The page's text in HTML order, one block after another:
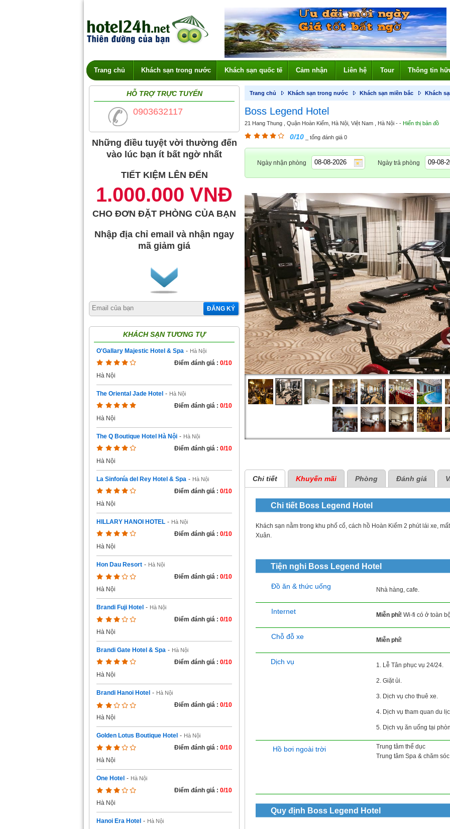
Trang chủ Khách sạn trong nước Khách sạn quốc tế Cảm nhận Liên hệ Tour Thông tin
HỖ TRỢ TRỰC TUYẾN
0903632117
Những điều tuyệt vời thường đến
vào lúc bạn ít bất ngờ nhất
TIẾT KIỆM LÊN ĐẾN
1.000.000 VNĐ
CHO ĐƠN ĐẶT PHÒNG CỦA BẠN
Nhập địa chỉ email và nhận ngay
mã giảm giá
ĐĂNG KÝ
KHÁCH SẠN TƯƠNG TỰ
O'Gallary Majestic Hotel & Spa - Hà Nội
Điểm đánh giá : 0/10
Hà Nội
The Oriental Jade Hotel - Hà Nội
Điểm đánh giá : 0/10
Hà Nội
The Q Boutique Hotel Hà Nội - Hà Nội
Điểm đánh giá : 0/10
Hà Nội
La Sinfonía del Rey Hotel & Spa - Hà Nội
Điểm đánh giá : 0/10
Hà Nội
HILLARY HANOI HOTEL - Hà Nội
Điểm đánh giá : 0/10
Hà Nội
Hon Dau Resort - Hà Nội
Điểm đánh giá : 0/10
Hà Nội
Brandi Fuji Hotel - Hà Nội
Điểm đánh giá : 0/10
Hà Nội
Brandi Gate Hotel & Spa - Hà Nội
Điểm đánh giá : 0/10
Hà Nội
Brandi Hanoi Hotel - Hà Nội
Điểm đánh giá : 0/10
Hà Nội
Golden Lotus Boutique Hotel - Hà Nội
Điểm đánh giá : 0/10
Hà Nội
One Hotel - Hà Nội
Điểm đánh giá : 0/10
Hà Nội
Hanoi Era Hotel - Hà Nội
Trang chủ Khách sạn trong nước Khách sạn miền bắc Khách
Boss Legend Hotel
21 Hang Thung , Quận Hoàn Kiếm, Hà Nội, Việt Nam , Hà Nội - - Hiển thị bản đồ
0/10 _ tổng đánh giá 0
Ngày nhận phòng Ngày trả phòng
Chi tiết Khuyến mãi Phòng Đánh giá
Chi tiết Boss Legend Hotel
Khách sạn nằm trong khu phố cổ, cách hồ Hoàn Kiếm 2 phút lái xe,
Xuân.
Tiện nghi Boss Legend Hotel
Đồ ăn & thức uống Nhà hàng, cafe.
Internet Miễn phí! Wi-fi có ở toàn
Chỗ đỗ xe Miễn phí!
Dịch vụ 1. Lễ Tân phục vụ 24/24.
2. Giặt ủi.
3. Dịch vụ cho thuê xe.
4. Dịch vụ tham quan du
5. Dịch vụ ăn uống tại
Hồ bơi ngoài trời
Trung tâm thể dục
Trung tâm Spa & chăm
Quy định Boss Legend Hotel